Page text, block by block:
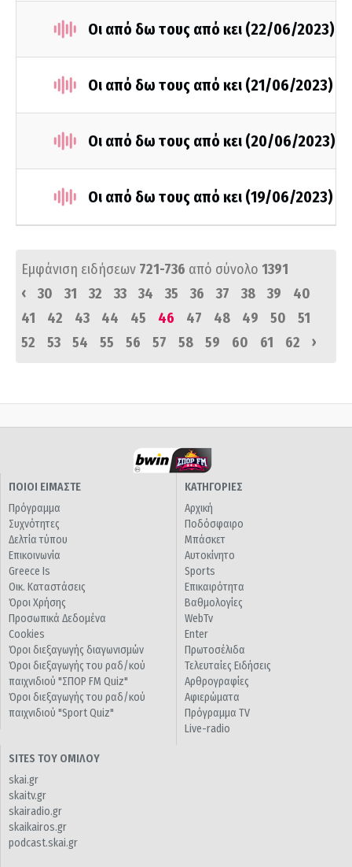
Οι από δω τους από κει (22/06/2023)
Οι από δω τους από κει (21/06/2023)
Οι από δω τους από κει (20/06/2023)
Οι από δω τους από κει (19/06/2023)
Εμφάνιση ειδήσεων 721-736 από σύνολο 1391
‹
30 31 32 33 34 35 36 37 38 39
40
41
42 43 44 45 46 47 48 49 50
51
52
53 54 55 56 57 58 59 60 61 62 ›
ΠΟΙΟΙ ΕΙΜΑΣΤΕ
Πρόγραμμα
Συχνότητες
Δελτία τύπου
Επικοινωνία
Greece Is
Οικ. Καταστάσεις
Όροι Χρήσης
Προσωπικά Δεδομένα
Cookies
Όροι διεξαγωγής διαγωνισμών
Όροι διεξαγωγής του ραδ/κού
παιχνιδιού "ΣΠΟΡ FM Quiz"
Όροι διεξαγωγής του ραδ/κού
παιχνιδιού "Sport Quiz"
ΚΑΤΗΓΟΡΙΕΣ
Αρχική
Ποδόσφαιρο
Μπάσκετ
Αυτοκίνητο
Sports
Επικαιρότητα
Βαθμολογίες
WebTv
Enter
Πρωτοσέλιδα
Τελευταίες Ειδήσεις
Αρθρογραφίες
Αφιερώματα
Πρόγραμμα TV
Live-radio
SITES ΤΟΥ ΟΜΙΛΟΥ
skai.gr
skaitv.gr
skairadio.gr
skaikairos.gr
podcast.skai.gr